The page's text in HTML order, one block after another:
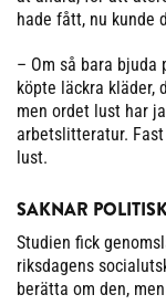
hade fått, nu kunde
– Om så bara bjuda
köpte läckra kläder,
men ordet lust har
arbetslitteratur.
lust.
SAKNAR
Studien fick
riksdagens
berätta om den,